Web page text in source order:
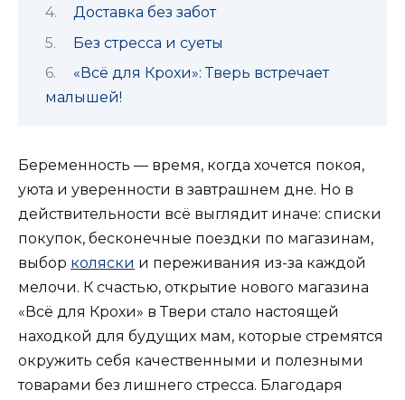
Доставка без забот
Без стресса и суеты
«Всё для Крохи»: Тверь встречает
малышей!
Беременность — время, когда хочется покоя,
уюта и уверенности в завтрашнем дне. Но в
действительности всё выглядит иначе: списки
покупок, бесконечные поездки по магазинам,
выбор коляски и переживания из-за каждой
мелочи. К счастью, открытие нового магазина
«Всё для Крохи» в Твери стало настоящей
находкой для будущих мам, которые стремятся
окружить себя качественными и полезными
товарами без лишнего стресса. Благодаря